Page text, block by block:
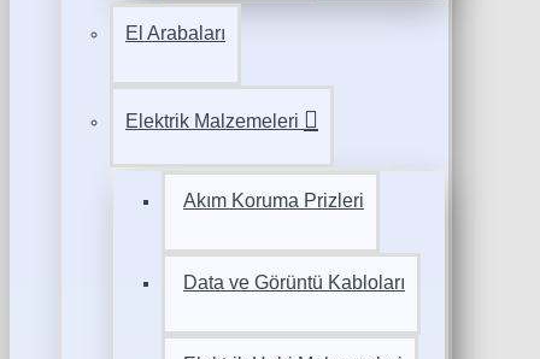
El Arabaları
Elektrik Malzemeleri
Akım Koruma Prizleri
Data ve Görüntü Kabloları